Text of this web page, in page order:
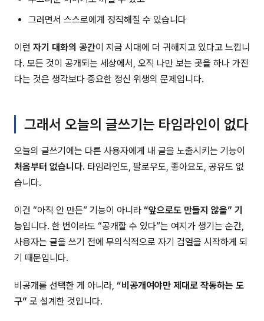
그러면서 스스로에게 정직해질 수 있습니다
이런 자기 대화의 공간이 지금 시대에 더 귀해지고 있다고 느낍니
다. 모든 것이 공개되는 세상에서, 오직 나만 보는 곳을 하나 가진
다는 것은 생각보다 중요한 정신 위생의 문제입니다.
그래서 오늘의 글쓰기는 타임라인이 없다
오늘의 글쓰기에는 다른 사용자에게 내 글을 노출시키는 기능이
처음부터 없습니다. 타임라인도, 팔로우도, 좋아요도, 공유도 없
습니다.
이건 “아직 안 만든” 기능이 아니라 “앞으로도 만들지 않을” 기
능입니다. 한 번이라도 “공개할 수 있다”는 여지가 생기는 순간,
사용자는 글을 쓰기 전에 무의식적으로 자기 검열을 시작하게 되
기 때문입니다.
비공개를 선택한 게 아니라, “비공개여야만 제대로 작동하는 도
구” 로 설계한 것입니다.